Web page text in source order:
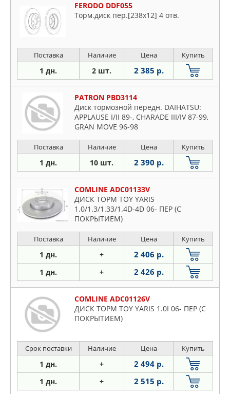
FERODO DDF055
Торм.диск пер.[238x12] 4 отв.
Поставка Наличие Цена Купить
1 дн. 2 шт. 2 385 р.
PATRON PBD3114
Диск тормозной передн. DAIHATSU:
APPLAUSE I/II 89-, CHARADE III/IV 87-99,
GRAN MOVE 96-98
Поставка Наличие Цена Купить
1 дн. 10 шт. 2 390 р.
COMLINE ADC01133V
ДИСК ТОРМ TOY YARIS
1.0/1.3/1.33/1.4D-4D 06- ПЕР (С
ПОКРЫТИЕМ)
Поставка Наличие Цена Купить
1 дн. + 2 406 р.
1 дн. + 2 426 р.
COMLINE ADC01126V
ДИСК ТОРМ TOY YARIS 1.0I 06- ПЕР (С
ПОКРЫТИЕМ)
Срок поставки Наличие Цена Купить
1 дн. + 2 494 р.
1 дн. + 2 515 р.